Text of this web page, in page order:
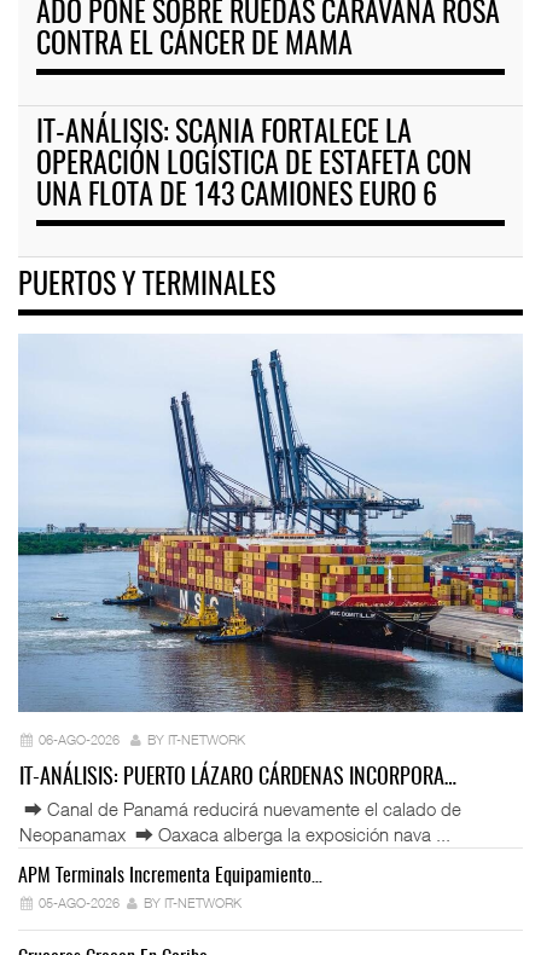
ADO PONE SOBRE RUEDAS CARAVANA ROSA
CONTRA EL CÁNCER DE MAMA
IT-ANÁLISIS: SCANIA FORTALECE LA
OPERACIÓN LOGÍSTICA DE ESTAFETA CON
UNA FLOTA DE 143 CAMIONES EURO 6
PUERTOS Y TERMINALES
06-AGO-2026 BY IT-NETWORK
IT-ANÁLISIS: PUERTO LÁZARO CÁRDENAS INCORPORA…
⮕ Canal de Panamá reducirá nuevamente el calado de
Neopanamax ⮕ Oaxaca alberga la exposición nava ...
APM Terminals Incrementa Equipamiento…
05-AGO-2026 BY IT-NETWORK